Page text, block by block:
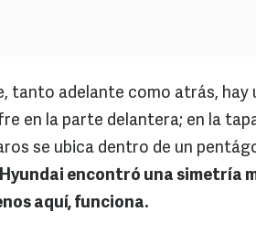
tanto adelante como atrás, hay
en la parte delantera; en la
se ubica dentro de un
Hyundai encontró una simetría
aquí, funciona.